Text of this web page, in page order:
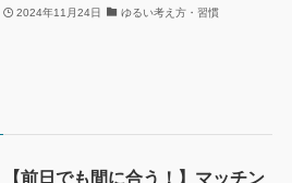
2024年11月24日 ゆるい考え方・習慣
【前日でも間に合う！】マッチン